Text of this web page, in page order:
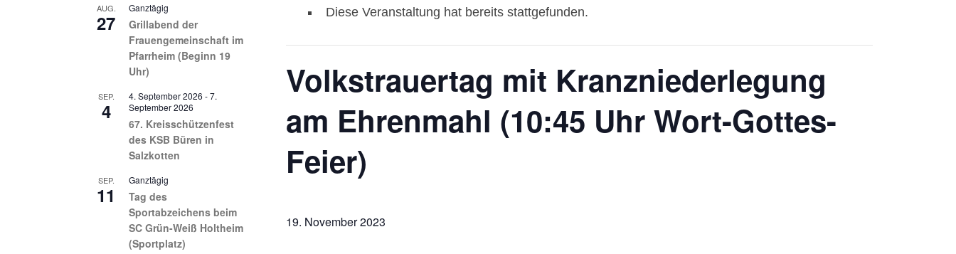
Diese Veranstaltung hat bereits stattgefunden.
Volkstrauertag mit Kranzniederlegung
am Ehrenmahl (10:45 Uhr Wort-Gottes-
Feier)
19. November 2023
AUG.
27
Ganztägig
Grillabend der
Frauengemeinschaft im
Pfarrheim (Beginn 19
Uhr)
SEP.
4
4. September 2026 -7.
September 2026
67. Kreisschützenfest
des KSB Büren in
Salzkotten
SEP.
11
Ganztägig
Tag des
Sportabzeichens beim
SC Grün-Weiß Holtheim
(Sportplatz)